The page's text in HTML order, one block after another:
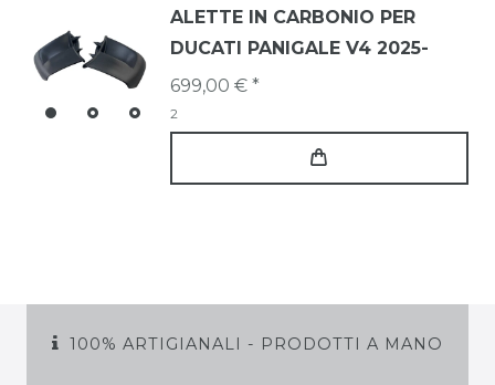
ALETTE IN CARBONIO PER
DUCATI PANIGALE V4 2025-
699,00 € *
2
100% ARTIGIANALI - PRODOTTI A MANO